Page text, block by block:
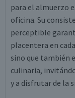
para el almuerzo
oficina. Su
perceptible
placentera en
sino que también
culinaria,
y a disfrutar de la